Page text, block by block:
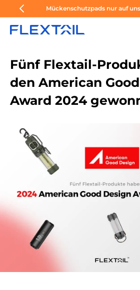
Direkt
zum
Inhalt
Mückenschutzpads nur auf
Fünf Flextail-
den American
Award 2024